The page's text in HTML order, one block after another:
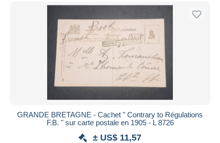
GRANDE BRETAGNE - Cachet " Contrary to Régulations
F.B. " sur carte postale en 1905 - L 8726
± US$ 11,57